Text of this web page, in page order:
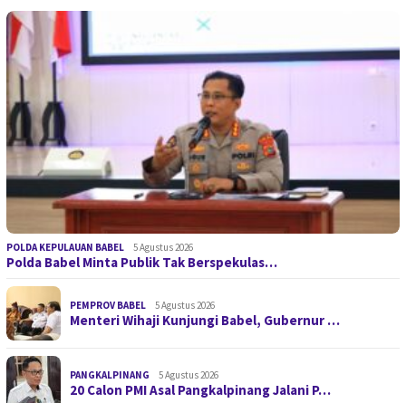
POLDA KEPULAUAN BABEL 5 Agustus 2026
Polda Babel Minta Publik Tak Berspekulas…
PEMPROV BABEL 5 Agustus 2026
Menteri Wihaji Kunjungi Babel, Gubernur …
PANGKALPINANG 5 Agustus 2026
20 Calon PMI Asal Pangkalpinang Jalani P…